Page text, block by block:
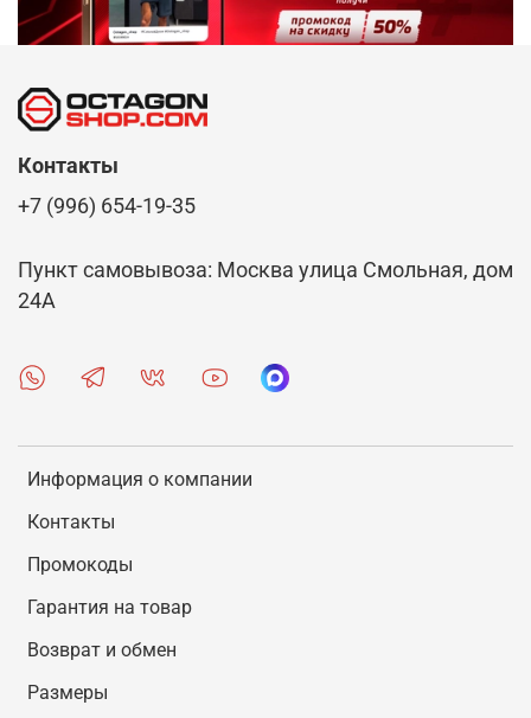
Информация о компании
Контакты
Промокоды
Гарантия на товар
Возврат и обмен
Размеры
Контакты
+7 (996) 654-19-35
Пункт самовывоза: Москва улица Смольная, дом
24А